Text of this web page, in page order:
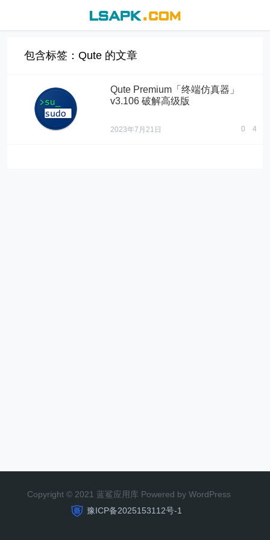
包含标签：Qute 的文章
Qute Premium「终端仿真器」
v3.106 破解高级版
2023年7月21日 0 4
Copyright © 2021 蓝鲨应用库 Powered by WordPress
豫ICP备2025153112号-1